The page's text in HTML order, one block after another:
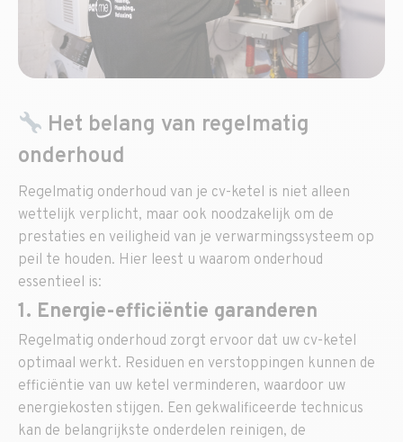
Het belang van regelmatig
onderhoud
Regelmatig onderhoud van je cv-ketel is niet alleen
wettelijk verplicht, maar ook noodzakelijk om de
prestaties en veiligheid van je verwarmingssysteem op
peil te houden. Hier leest u waarom onderhoud
essentieel is:
1. Energie-efficiëntie garanderen
Regelmatig onderhoud zorgt ervoor dat uw cv-ketel
optimaal werkt. Residuen en verstoppingen kunnen de
efficiëntie van uw ketel verminderen, waardoor uw
energiekosten stijgen. Een gekwalificeerde technicus
kan de belangrijkste onderdelen reinigen, de